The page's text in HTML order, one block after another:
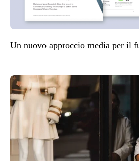
Un nuovo approccio media per il